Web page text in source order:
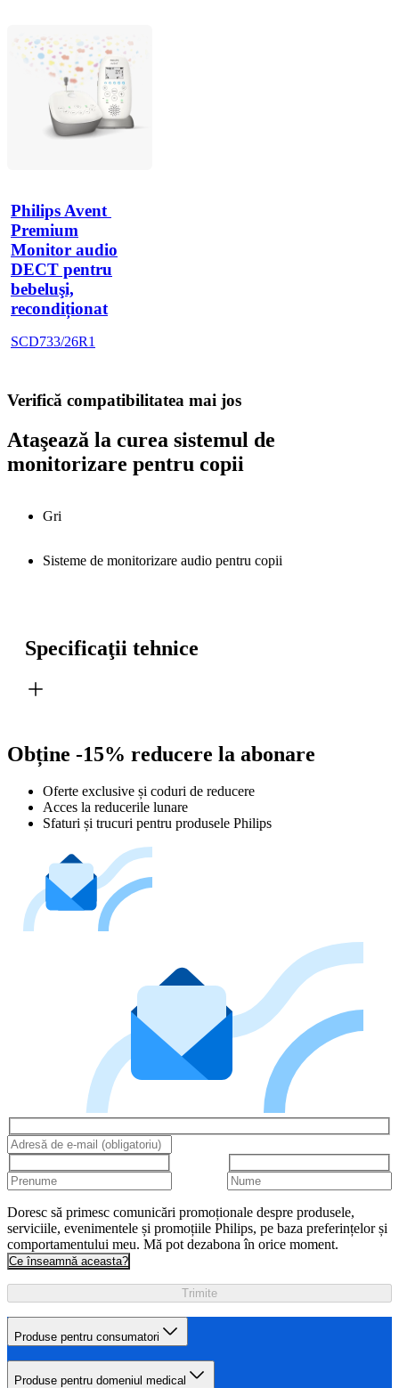
Philips Avent
Premium
Monitor audio
DECT pentru
bebeluşi,
recondiționat
SCD733/26R1
Verifică compatibilitatea mai jos
Ataşează la curea sistemul de
monitorizare pentru copii
Gri
Sisteme de monitorizare audio pentru copii
Specificaţii tehnice
Obține -15% reducere la abonare
Oferte exclusive și coduri de reducere
Acces la reducerile lunare
Sfaturi și trucuri pentru produsele Philips
Doresc să primesc comunicări promoționale despre produsele,
serviciile, evenimentele și promoțiile Philips, pe baza preferințelor și
comportamentului meu. Mă pot dezabona în orice moment.
Ce înseamnă aceasta?
Trimite
Produse pentru consumatori
Produse pentru domeniul medical